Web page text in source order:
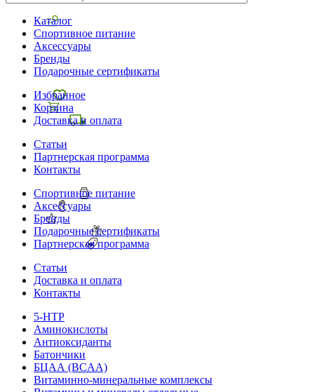
Каталог
Спортивное питание
Аксессуары
Бренды
Подарочные сертификаты
Избранное
Корзина
Доставка и оплата
Статьи
Партнерская программа
Контакты
Спортивное питание
Аксессуары
Бренды
Подарочные сертификаты
Партнерская программа
Статьи
Доставка и оплата
Контакты
5-HTP
Аминокислоты
Антиоксиданты
Батончики
БЦАА (BCAA)
Витаминно-минеральные комплексы